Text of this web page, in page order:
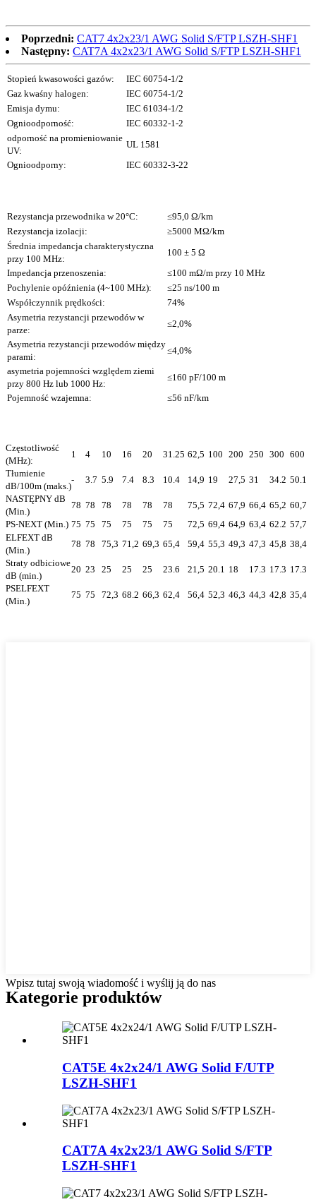
Poprzedni: CAT7 4x2x23/1 AWG Solid S/FTP LSZH-SHF1
Następny: CAT7A 4x2x23/1 AWG Solid S/FTP LSZH-SHF1
Stopień kwasowości gazów:
IEC 60754-1/2
Gaz kwaśny halogen:
IEC 60754-1/2
Emisja dymu:
IEC 61034-1/2
Ognioodporność:
IEC 60332-1-2
odporność na promieniowanie
UV:
UL 1581
Ognioodporny:
IEC 60332-3-22
Rezystancja przewodnika w 20°C:
≤95,0 Ω/km
Rezystancja izolacji:
≥5000 MΩ/km
Średnia impedancja charakterystyczna
przy 100 MHz:
100 ± 5 Ω
Impedancja przenoszenia:
≤100 mΩ/m przy 10 MHz
Pochylenie opóźnienia (4~100 MHz):
≤25 ns/100 m
Współczynnik prędkości:
74%
Asymetria rezystancji przewodów w
parze:
≤2,0%
Asymetria rezystancji przewodów między
parami:
≤4,0%
asymetria pojemności względem ziemi
przy 800 Hz lub 1000 Hz:
≤160 pF/100 m
Pojemność wzajemna:
≤56 nF/km
Częstotliwość
(MHz):
1 4 10 16 20 31.25 62,5 100 200 250 300 600
Tłumienie
dB/100m (maks.)
- 3.7 5.9 7.4 8.3 10.4 14,9 19 27,5 31 34.2 50.1
NASTĘPNY dB
(Min.)
78 78 78 78 78 78 75,5 72,4 67,9 66,4 65,2 60,7
PS-NEXT (Min.) 75 75 75 75 75 75 72,5 69,4 64,9 63,4 62.2 57,7
ELFEXT dB
(Min.)
78 78 75,3 71,2 69,3 65,4 59,4 55,3 49,3 47,3 45,8 38,4
Straty odbiciowe
dB (min.)
20 23 25 25 25 23.6 21,5 20.1 18 17.3 17.3 17.3
PSELFEXT
(Min.)
75 75 72,3 68.2 66,3 62,4 56,4 52,3 46,3 44,3 42,8 35,4
Wpisz tutaj swoją wiadomość i wyślij ją do nas
Kategorie produktów
CAT5E 4x2x24/1 AWG Solid F/UTP
LSZH-SHF1
CAT7A 4x2x23/1 AWG Solid S/FTP
LSZH-SHF1